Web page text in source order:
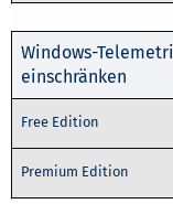
Windows-
einschränken